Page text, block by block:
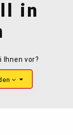
in
vor?